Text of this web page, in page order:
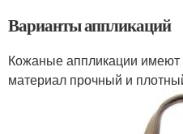
Варианты аппликаций
Кожаные аппликации
материал прочный и